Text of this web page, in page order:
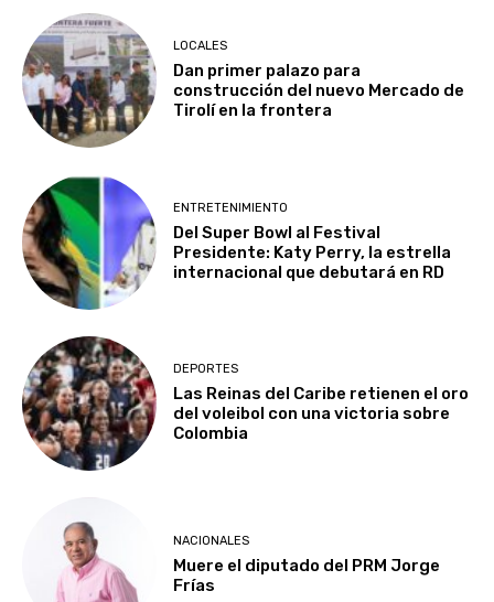
LOCALES
Dan primer palazo para
construcción del nuevo Mercado de
Tirolí en la frontera
ENTRETENIMIENTO
Del Super Bowl al Festival
Presidente: Katy Perry, la estrella
internacional que debutará en RD
DEPORTES
Las Reinas del Caribe retienen el oro
del voleibol con una victoria sobre
Colombia
NACIONALES
Muere el diputado del PRM Jorge
Frías